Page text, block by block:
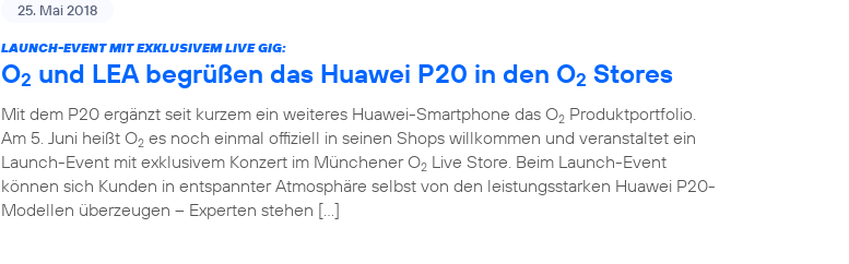
25. Mai 2018
LAUNCH-EVENT MIT EXKLUSIVEM LIVE GIG:
O2 und LEA begrüßen das Huawei P20 in den O2 Stores
Mit dem P20 ergänzt seit kurzem ein weiteres Huawei-Smartphone das O2 Produktportfolio.
Am 5. Juni heißt O2 es noch einmal offiziell in seinen Shops willkommen und veranstaltet ein
Launch-Event mit exklusivem Konzert im Münchener O2 Live Store. Beim Launch-Event
können sich Kunden in entspannter Atmosphäre selbst von den leistungsstarken Huawei P20-
Modellen überzeugen – Experten stehen […]